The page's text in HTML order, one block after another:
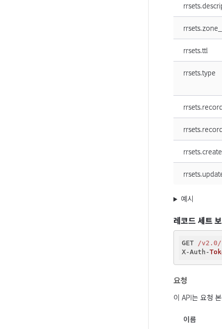
rrsets.ttl
rrsets.type
예시
레코드 세트
GET /v2.0/
X-Auth-
요청
이 API는 요청
이름